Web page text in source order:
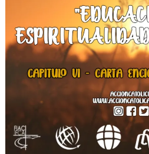
e
z
u
e
l